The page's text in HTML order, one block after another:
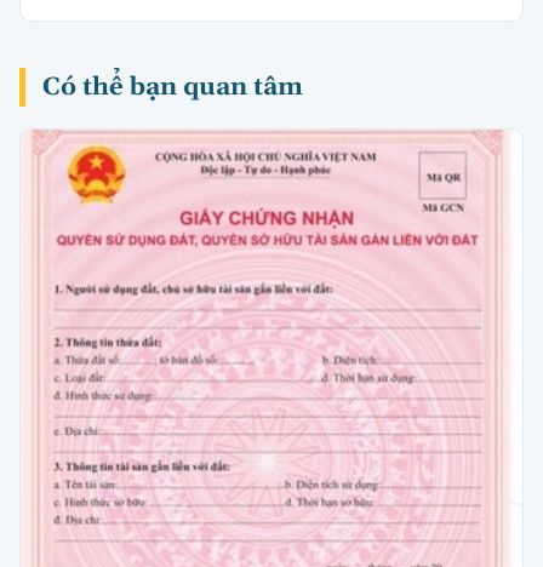
Có thể bạn quan tâm